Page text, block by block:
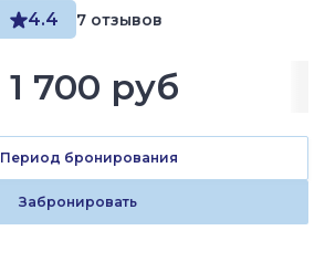
4.4 7 отзывов
1 700 руб
Период бронирования
Забронировать